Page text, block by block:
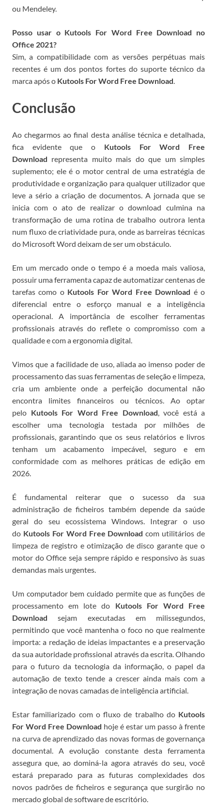
ou Mendeley.
Posso usar o Kutools For Word Free Download no
Office 2021?
Sim, a compatibilidade com as versões perpétuas mais
recentes é um dos pontos fortes do suporte técnico da
marca após o Kutools For Word Free Download.
Conclusão
Ao chegarmos ao final desta análise técnica e detalhada,
fica evidente que o Kutools For Word Free
Download representa muito mais do que um simples
suplemento; ele é o motor central de uma estratégia de
produtividade e organização para qualquer utilizador que
leve a sério a criação de documentos. A jornada que se
inicia com o ato de realizar o download culmina na
transformação de uma rotina de trabalho outrora lenta
num fluxo de criatividade pura, onde as barreiras técnicas
do Microsoft Word deixam de ser um obstáculo.
Em um mercado onde o tempo é a moeda mais valiosa,
possuir uma ferramenta capaz de automatizar centenas de
tarefas como o Kutools For Word Free Download é o
diferencial entre o esforço manual e a inteligência
operacional.A importância de escolher ferramentas
profissionais através do reflete o compromisso com a
qualidade e com a ergonomia digital.
Vimos que a facilidade de uso, aliada ao imenso poder de
processamento das suas ferramentas de seleção e limpeza,
cria um ambiente onde a perfeição documental não
encontra limites financeiros ou técnicos. Ao optar
pelo Kutools For Word Free Download, você está a
escolher uma tecnologia testada por milhões de
profissionais, garantindo que os seus relatórios e livros
tenham um acabamento impecável, seguro e em
conformidade com as melhores práticas de edição em
2026.
É fundamental reiterar que o sucesso da sua
administração de ficheiros também depende da saúde
geral do seu ecossistema Windows. Integrar o uso
do Kutools For Word Free Download com utilitários de
limpeza de registro e otimização de disco garante que o
motor do Office seja sempre rápido e responsivo às suas
demandas mais urgentes.
Um computador bem cuidado permite que as funções de
processamento em lote do Kutools For Word Free
Download sejam executadas em milissegundos,
permitindo que você mantenha o foco no que realmente
importa: a redação de ideias impactantes e a preservação
da sua autoridade profissional através da escrita.Olhando
para o futuro da tecnologia da informação, o papel da
automação de texto tende a crescer ainda mais com a
integração de novas camadas de inteligência artificial.
Estar familiarizado com o fluxo de trabalho do Kutools
For Word Free Download hoje é estar um passo à frente
na curva de aprendizado das novas formas de governança
documental. A evolução constante desta ferramenta
assegura que, ao dominá-la agora através do seu, você
estará preparado para as futuras complexidades dos
novos padrões de ficheiros e segurança que surgirão no
mercado global de software de escritório.